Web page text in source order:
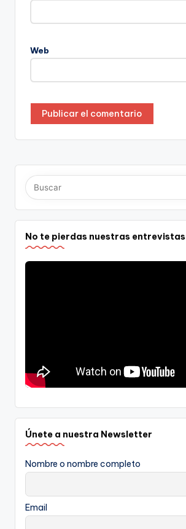
Web
No te pierdas nuestras entrevistas
Únete a nuestra Newsletter
Nombre o nombre completo
Email